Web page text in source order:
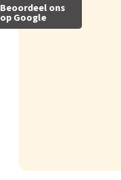
Beoordeel ons
op Google